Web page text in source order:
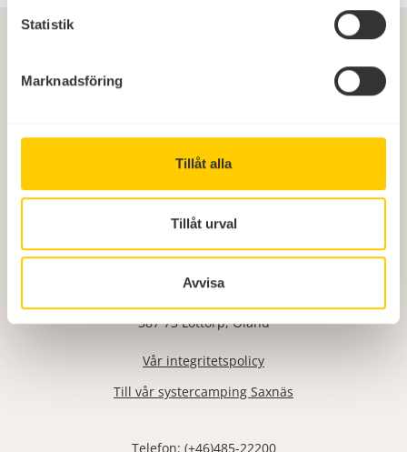
Statistik
Marknadsföring
Tillåt alla
Tillåt urval
Avvisa
Böda Sand Beach Resort
387 73 Löttorp, Öland
Vår integritetspolicy
Till vår systercamping Saxnäs
Telefon: (+46)485-22200